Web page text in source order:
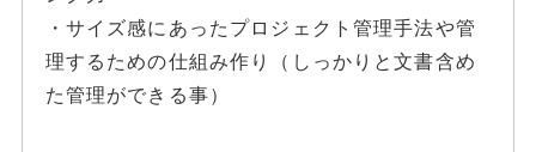
・サイズ感にあったプロジェクト管理手法や管
理するための仕組み作り（しっかりと文書含め
た管理ができる事）